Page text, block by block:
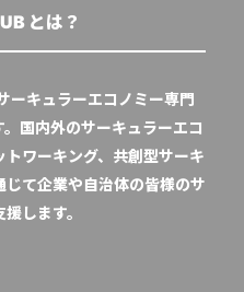
とは？
キュラーエコノミー専門
国内外のサーキュラーエコ
ワーキング、共創型サーキ
て企業や自治体の皆様のサ
します。